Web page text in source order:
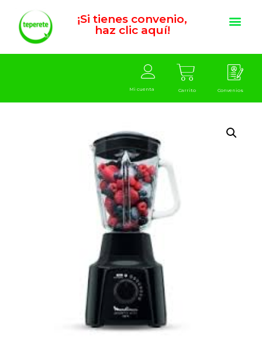
¡Si tienes convenio,
haz clic aquí!
Mi cuenta Carrito Convenios